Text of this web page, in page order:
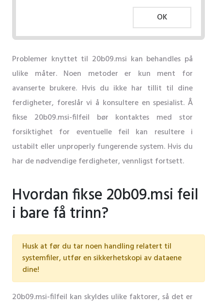
OK
Problemer knyttet til 20b09.msi kan behandles på
ulike måter. Noen metoder er kun ment for
avanserte brukere. Hvis du ikke har tillit til dine
ferdigheter, foreslår vi å konsultere en spesialist. Å
fikse 20b09.msi-filfeil bør kontaktes med stor
forsiktighet for eventuelle feil kan resultere i
ustabilt eller unproperly fungerende system. Hvis du
har de nødvendige ferdigheter, vennligst fortsett.
Hvordan fikse 20b09.msi feil
i bare få trinn?
Husk at før du tar noen handling relatert til
systemfiler, utfør en sikkerhetskopi av dataene
dine!
20b09.msi-filfeil kan skyldes ulike faktorer, så det er